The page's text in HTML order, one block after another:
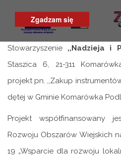
Stowarzyszenie ,,Nadzieja i
Staszica 6, 21-311
projekt pn. ,,Zakup
dętej w Gminie Komarówka
Projekt współfinansowany
Rozwoju Obszarów Wiejskich
19 „Wsparcie dla rozwoju
Zgadzam się